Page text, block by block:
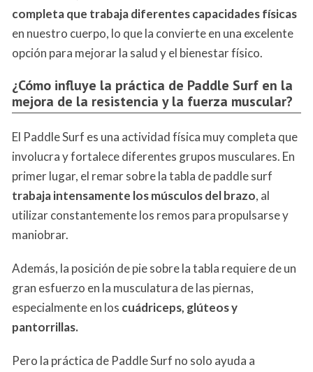
completa que trabaja diferentes capacidades físicas
en nuestro cuerpo, lo que la convierte en una excelente
opción para mejorar la salud y el bienestar físico.
¿Cómo influye la práctica de Paddle Surf en la
mejora de la resistencia y la fuerza muscular?
El Paddle Surf es una actividad física muy completa que
involucra y fortalece diferentes grupos musculares. En
primer lugar, el remar sobre la tabla de paddle surf
trabaja intensamente los músculos del brazo, al
utilizar constantemente los remos para propulsarse y
maniobrar.
Además, la posición de pie sobre la tabla requiere de un
gran esfuerzo en la musculatura de las piernas,
especialmente en los cuádriceps, glúteos y
pantorrillas.
Pero la práctica de Paddle Surf no solo ayuda a